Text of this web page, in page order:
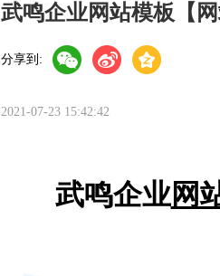
武鸣企业网站模板【
分享到:
2021-07-23 15:42:42
武鸣企业网